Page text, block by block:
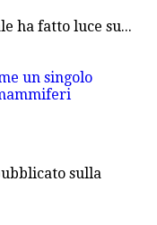
ha fatto luce su...
sulla